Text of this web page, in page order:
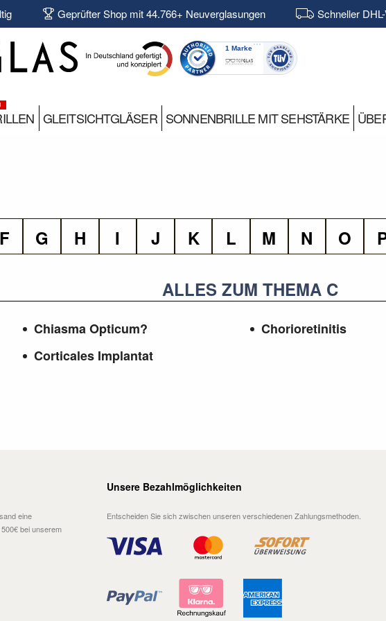
Geprüfter Shop mit 44.766+ Neuverglasungen Schneller
GLEITSICHTGLÄSER SONNENBRILLE MIT SEHSTÄRKE
F G H I J K L M N O
ALLES ZUM THEMA C
Chiasma Opticum? Chorioretinitis
Corticales Implantat
eine
bei unserem
Unsere Bezahlmöglichkeiten
Entscheiden Sie sich zwischen unseren verschiedenen Zahlungsmethoden.